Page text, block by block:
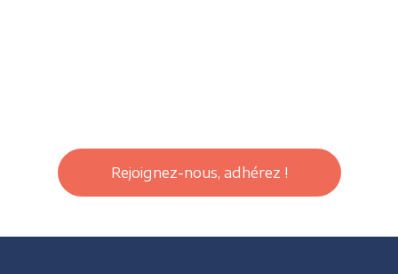
Rejoignez-nous, adhérez !